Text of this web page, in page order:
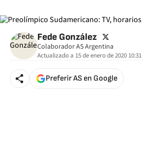
Fede González twitter
Colaborador AS Argentina
Actualizado a 15 de enero de 2020 10:31
Preferir AS en Google